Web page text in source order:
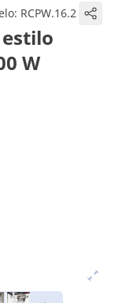
RCPW.16.2
W